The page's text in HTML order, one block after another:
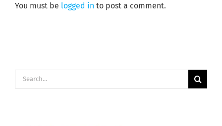
You must be logged in to post a comment.
Search
for: